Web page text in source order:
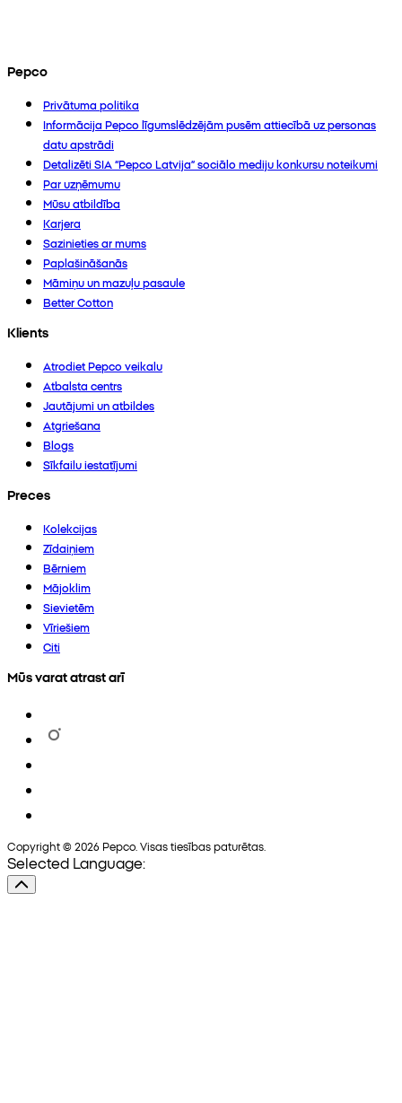
Pepco
Privātuma politika
Informācija Pepco līgumslēdzējām pusēm attiecībā uz personas
datu apstrādi
Detalizēti SIA “Pepco Latvija” sociālo mediju konkursu noteikumi
Par uzņēmumu
Mūsu atbildība
Karjera
Sazinieties ar mums
Paplašināšanās
Māmiņu un mazuļu pasaule
Better Cotton
Klients
Atrodiet Pepco veikalu
Atbalsta centrs
Jautājumi un atbildes
Atgriešana
Blogs
Sīkfailu iestatījumi
Preces
Kolekcijas
Zīdaiņiem
Bērniem
Mājoklim
Sievietēm
Vīriešiem
Citi
Mūs varat atrast arī
Copyright © 2026 Pepco. Visas tiesības paturētas.
Selected Language: